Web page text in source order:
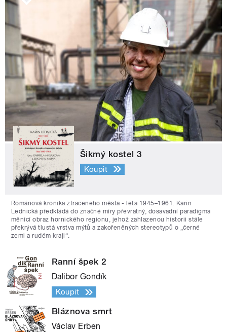
Šikmý kostel 3
Koupit
Románová kronika ztraceného města - léta 1945–1961. Karin
Lednická předkládá do značné míry převratný, dosavadní paradigma
měnící obraz hornického regionu, jehož zahlazenou historii stále
překrývá tlustá vrstva mýtů a zakořeněných stereotypů o „černé
zemi a rudém kraji“.
Ranní špek 2
Dalibor Gondík
Koupit
Bláznova smrt
Václav Erben